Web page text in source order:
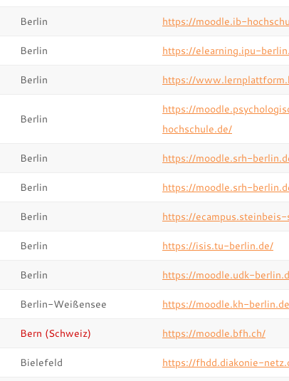
Berlin https://moodle.ib-
Berlin https://elearning.ipu-
Berlin https://
Berlin
https://
hochschule.de/
Berlin https://moodle.srh-
Berlin https://moodle.srh-
Berlin https://
Berlin https://isis.tu-berlin.de/
Berlin https://moodle.udk-
Berlin-Weißensee https://moodle.kh-
Bern (Schweiz) https://moodle.bfh.ch/
Bielefeld https://fhdd.diakonie-